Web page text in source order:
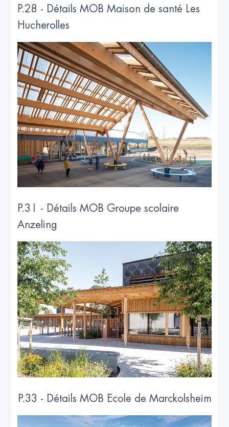
P.28 - Détails MOB Maison de santé Les
Hucherolles
P.31 - Détails MOB Groupe scolaire
Anzeling
P.33 - Détails MOB Ecole de Marckolsheim